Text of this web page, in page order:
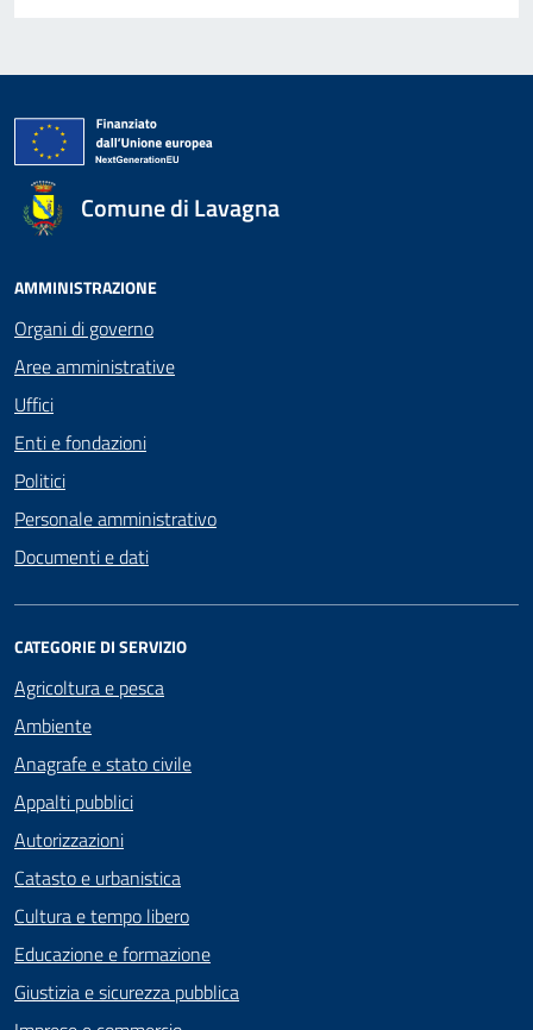
Comune di Lavagna
AMMINISTRAZIONE
Organi di governo
Aree amministrative
Uffici
Enti e fondazioni
Politici
Personale amministrativo
Documenti e dati
CATEGORIE DI SERVIZIO
Agricoltura e pesca
Ambiente
Anagrafe e stato civile
Appalti pubblici
Autorizzazioni
Catasto e urbanistica
Cultura e tempo libero
Educazione e formazione
Giustizia e sicurezza pubblica